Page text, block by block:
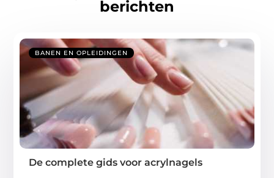
berichten
BANEN EN OPLEIDINGEN
De complete gids voor acrylnagels